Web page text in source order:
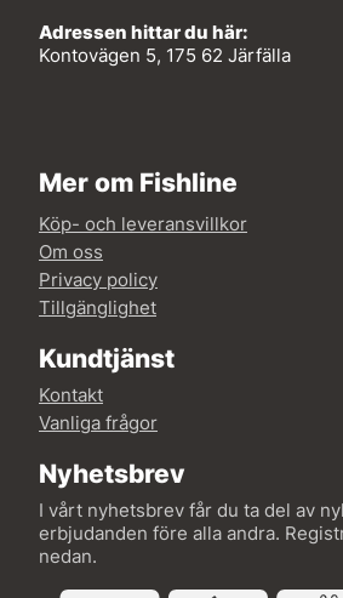
Adressen hittar du här:
Kontovägen 5, 175 62 Järfälla
Mer om Fishline
Köp- och leveransvillkor
Om oss
Privacy policy
Tillgänglighet
Kundtjänst
Kontakt
Vanliga frågor
Nyhetsbrev
I vårt nyhetsbrev får du ta del av
erbjudanden före alla andra.
nedan.